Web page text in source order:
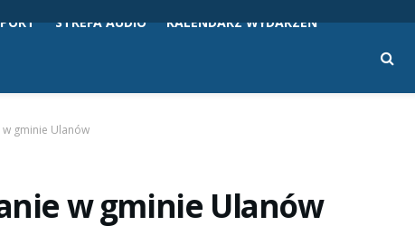
STREFA AUDIO KALENDARZ WYDARZEŃ
gminie Ulanów
w gminie Ulanów